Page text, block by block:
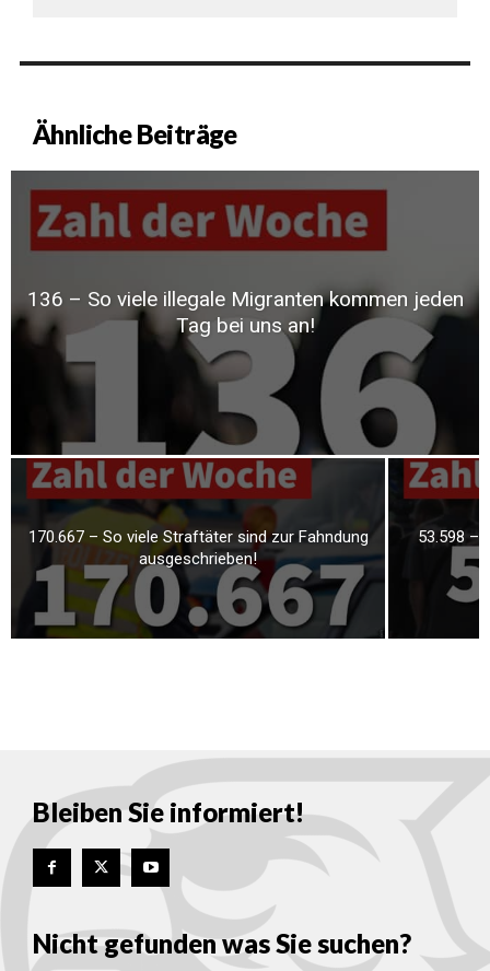
Ähnliche Beiträge
136 – So viele illegale Migranten kommen jeden
Tag bei uns an!
170.667 – So viele Straftäter sind zur Fahndung
ausgeschrieben!
53.598 –
Bleiben Sie informiert!
Nicht gefunden was Sie suchen?